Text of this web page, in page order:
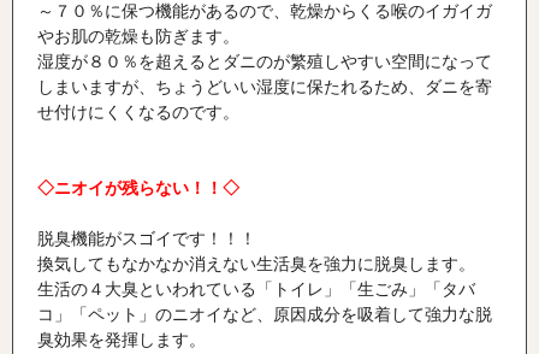
～７０％に保つ機能があるので、乾燥からくる喉のイガイガ
やお肌の乾燥も防ぎます。
湿度が８０％を超えるとダニのが繁殖しやすい空間になって
しまいますが、ちょうどいい湿度に保たれるため、ダニを寄
せ付けにくくなるのです。
◇ニオイが残らない！！◇
脱臭機能がスゴイです！！！
換気してもなかなか消えない生活臭を強力に脱臭します。
生活の４大臭といわれている「トイレ」「生ごみ」「タバ
コ」「ペット」のニオイなど、原因成分を吸着して強力な脱
臭効果を発揮します。